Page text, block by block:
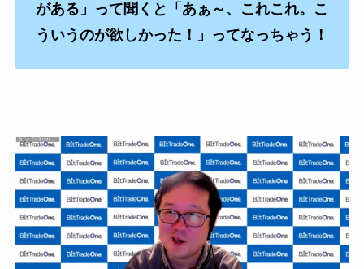
がある」って聞くと「あぁ～、これこれ。こ
ういうのが欲しかった！」ってなっちゃう！